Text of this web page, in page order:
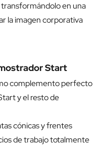
en una
la imagen corporativa
Start
complemento perfecto
y el resto de
cónicas y frentes
de trabajo totalmente